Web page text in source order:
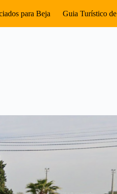
para Beja Guia Turístico